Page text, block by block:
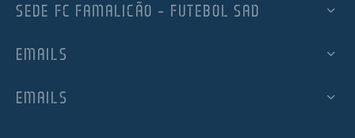
SEDE FC FAMALICÃO – FUTEBOL SAD
EMAILS
EMAILS